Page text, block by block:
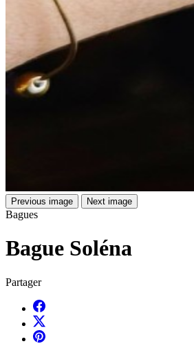
Previous image Next image
Bagues
Bague Soléna
Partager